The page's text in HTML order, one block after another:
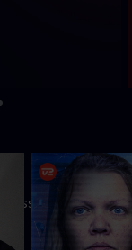
passe på sin